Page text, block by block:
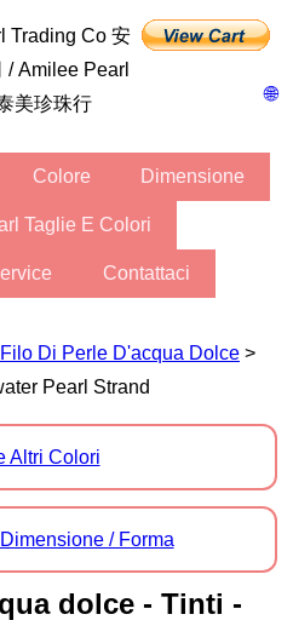
🌐
/ Amilee Pearl
美珍珠行
Colore Dimensione
Taglie E Colori
Contattaci
Di Perle D'acqua Dolce >
Pearl Strand
Altri Colori
/ Forma